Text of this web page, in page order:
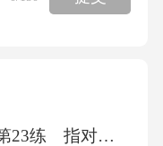
政策趋严，部
西、河南等中高中数学 加练 专题3 第23练 指对同构